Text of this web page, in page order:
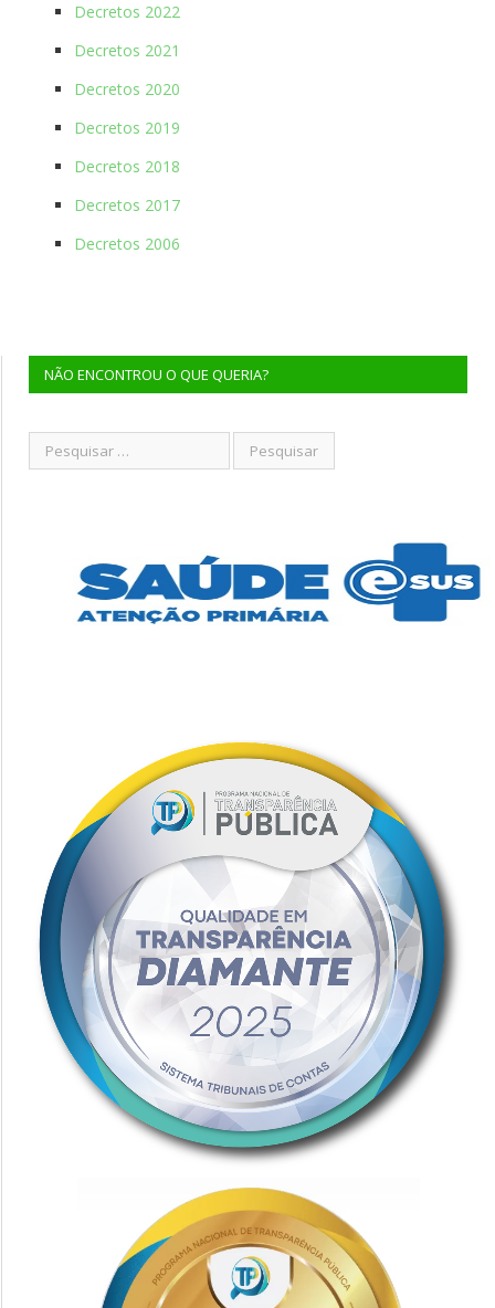
Decretos 2022
Decretos 2021
Decretos 2020
Decretos 2019
Decretos 2018
Decretos 2017
Decretos 2006
NÃO ENCONTROU O QUE QUERIA?